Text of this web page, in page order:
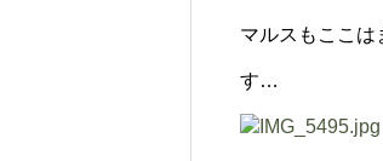
マルスもここは
す…